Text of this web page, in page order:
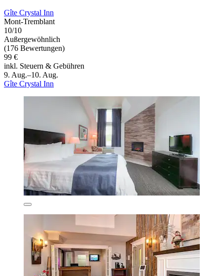
Gîte Crystal Inn
Mont-Tremblant
10/10
Außergewöhnlich
(176 Bewertungen)
99 €
inkl. Steuern & Gebühren
9. Aug.–10. Aug.
Gîte Crystal Inn